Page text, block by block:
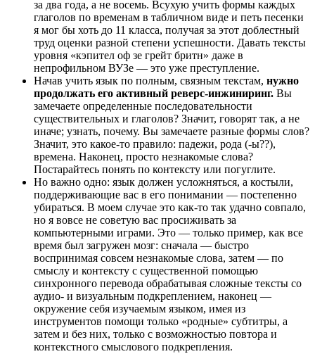
за два года, а не восемь. Всухую учить формы каждых
глаголов по временам в табличном виде и петь песенки
я мог бы хоть до 11 класса, получая за этот доблестный
труд оценки разной степени успешности. Давать тексты
уровня «кэпител оф зе грейт бритн» даже в
непрофильном ВУЗе — это уже преступление.
Начав учить язык по полным, связным текстам, нужно
продолжать его активный реверс-инжиниринг. Вы
замечаете определенные последовательности
существительных и глаголов? Значит, говорят так, а не
иначе; узнать, почему. Вы замечаете разные формы слов?
Значит, это какое-то правило: падежи, рода (-ы??),
времена. Наконец, просто незнакомые слова?
Постарайтесь понять по контексту или погуглите.
Но важно одно: язык должен усложняться, а костыли,
поддерживающие вас в его понимании — постепенно
убираться. В моем случае это как-то так удачно совпало,
но я вовсе не советую вас просиживать за
компьютерными играми. Это — только пример, как все
время был загружен мозг: сначала — быстро
воспринимая совсем незнакомые слова, затем — по
смыслу и контексту с существенной помощью
синхронного перевода обрабатывая сложные тексты со
аудио- и визуальным подкреплением, наконец —
окружение себя изучаемым языком, имея из
инструментов помощи только «родные» субтитры, а
затем и без них, только с возможностью повтора и
контекстного смыслового подкрепления.